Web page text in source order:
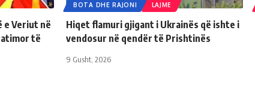
e Veriut në
të
BOTA DHE RAJONI LAJME
Hiqet flamuri gjigant i Ukrainës që ishte i
vendosur në qendër të Prishtinës
9 Gusht, 2026